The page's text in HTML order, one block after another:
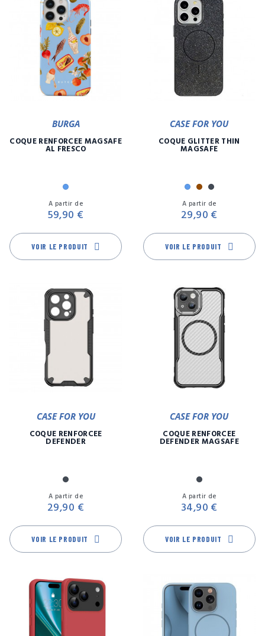
BURGA
COQUE RENFORCÉE MAGSAFE
AL FRESCO
Bleu
A partir de
59,90 €
VOIR LE PRODUIT
CASE FOR YOU
COQUE GLITTER THIN
MAGSAFE
BleuMarron
Noir
A partir de
29,90 €
VOIR LE PRODUIT
CASE FOR YOU
COQUE RENFORCÉE
DEFENDER
Noir
A partir de
29,90 €
VOIR LE PRODUIT
CASE FOR YOU
COQUE RENFORCÉE
DEFENDER MAGSAFE
Noir
A partir de
34,90 €
VOIR LE PRODUIT